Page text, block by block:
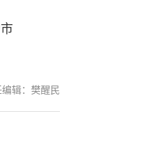
编辑：樊醒民